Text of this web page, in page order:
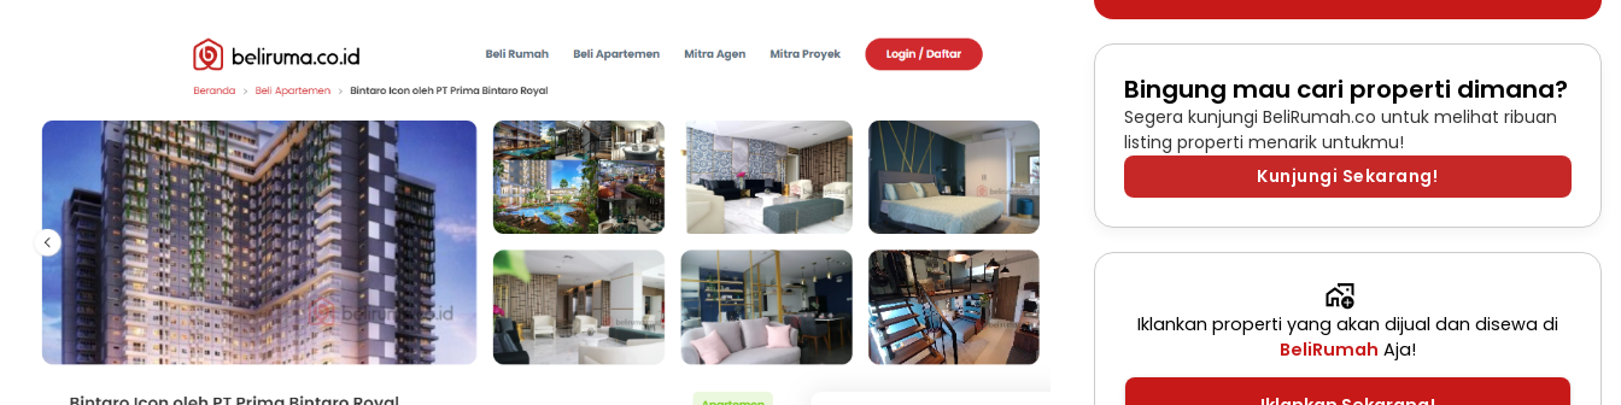
Bingung mau cari properti dimana?
Segera kunjungi BeliRumah.co untuk melihat ribuan
listing properti menarik untukmu!
Kunjungi Sekarang!
Iklankan properti yang akan dijual dan disewa di
BeliRumah Aja!